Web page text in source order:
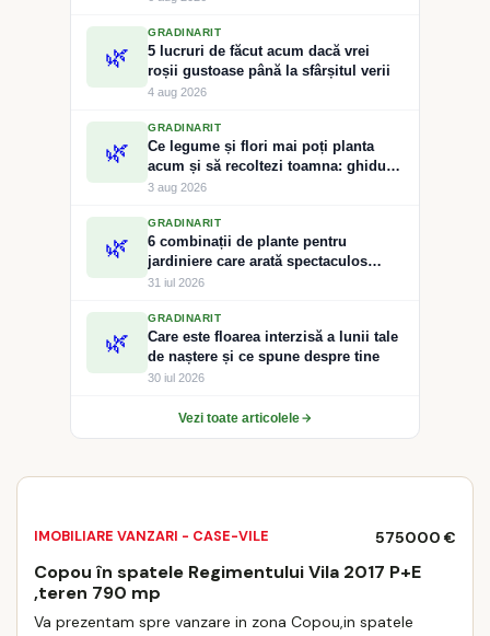
IMOBILIARE VANZARI - CASE-VILE 575000 €
Copou în spatele Regimentului Vila 2017 P+E
,teren 790 mp
Va prezentam spre vanzare in zona Copou,in spatele